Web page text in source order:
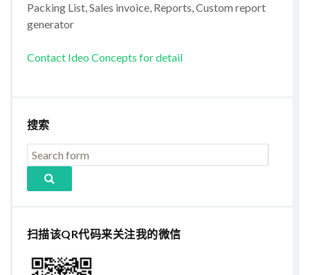
Packing List, Sales invoice, Reports, Custom report
generator
Contact Ideo Concepts for detail
搜索
扫描该QR代码来关注我的微信